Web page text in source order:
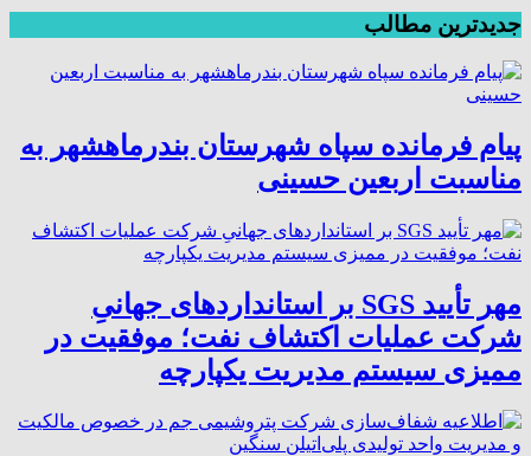
جدیدترین مطالب
پیام فرمانده سپاه شهرستان بندرماهشهر به
مناسبت اربعین حسینی
مهر تأیید SGS بر استانداردهای جهانیِ
شرکت عملیات اکتشاف نفت؛ موفقیت در
ممیزی سیستم مدیریت یکپارچه